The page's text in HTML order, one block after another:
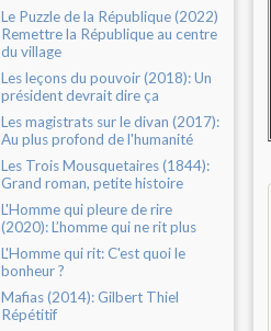
Le Puzzle de la République (2022)
Remettre la République au centre
du village
Les leçons du pouvoir (2018): Un
président devrait dire ça
Les magistrats sur le divan (2017):
Au plus profond de l'humanité
Les Trois Mousquetaires (1844):
Grand roman, petite histoire
L'Homme qui pleure de rire
(2020): L’homme qui ne rit plus
L'Homme qui rit: C'est quoi le
bonheur ?
Mafias (2014): Gilbert Thiel
Répétitif